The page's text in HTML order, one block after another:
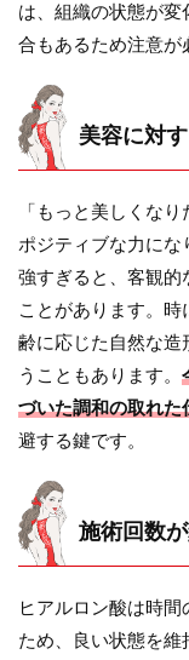
は、組織の状態が
合もあるため注意が
美容に対
「もっと美しくな
ポジティブな力に
強すぎると、客観的
ことがあります。
齢に応じた自然な造
うこともあります。
づいた調和の取れた
避する鍵です。
施術回数
ヒアルロン酸は時
ため、良い状態を